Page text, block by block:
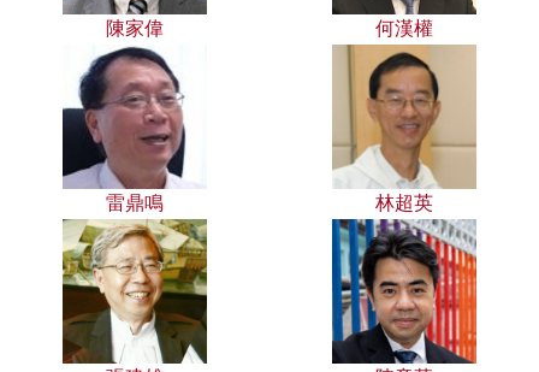
陳家偉 何漢權
雷鼎鳴 林超英